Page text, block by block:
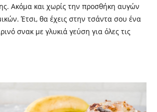
Ακόμα και χωρίς την προσθήκη αυγών
Έτσι, θα έχεις στην τσάντα σου ένα
σνακ με γλυκιά γεύση για όλες τις